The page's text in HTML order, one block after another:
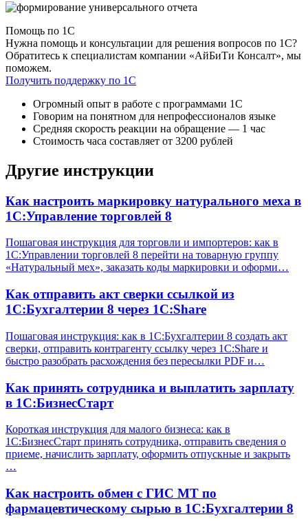
Помощь по 1С
Нужна помощь и консультации для решения вопросов по 1С?
Обратитесь к специалистам компании «АйБиТи Консалт», мы
поможем.
Получить поддержку по 1С
Огромный опыт в работе с программами 1С
Говорим на понятном для непрофессионалов языке
Средняя скорость реакции на обращение — 1 час
Стоимость часа составляет от 3200 рублей
Другие инструкции
Как настроить маркировку натурального меха в
1С:Управление торговлей 8
Пошаговая инструкция для торговли и импортеров: как в
1С:Управлении торговлей 8 перейти на товарную группу
«Натуральный мех», заказать коды маркировки и оформи…
Как отправить акт сверки ссылкой из
1С:Бухгалтерии 8 через 1С:Share
Пошаговая инструкция: как в 1С:Бухгалтерии 8 создать акт
сверки, отправить контрагенту ссылку через 1С:Share и
быстро разобрать расхождения без пересылки PDF и…
Как принять сотрудника и выплатить зарплату
в 1С:БизнесСтарт
Короткая инструкция для малого бизнеса: как в
1С:БизнесСтарт принять сотрудника, отправить сведения о
приеме, начислить зарплату, оформить отпускные и закрыть
…
Как настроить обмен с ГИС МТ по
фармацевтическому сырью в 1С:Бухгалтерии 8